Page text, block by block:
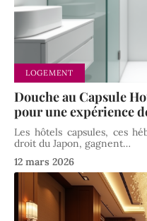
LOGEMENT
Douche au Capsule
pour une expérience
Les hôtels capsules, ces
droit du Japon, gagnent…
12 mars 2026